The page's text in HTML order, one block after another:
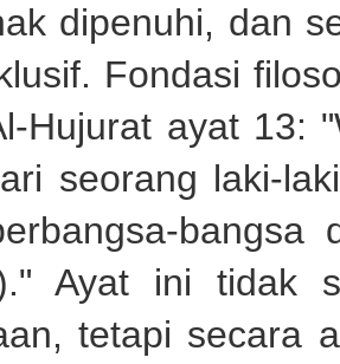
dipenuhi, dan
Fondasi
Hujurat ayat 13:
seorang laki-
Ayat ini tidak
tetapi secara